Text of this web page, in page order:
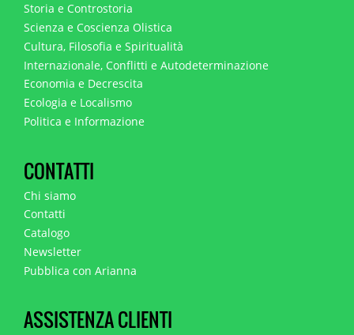
Storia e Controstoria
Scienza e Coscienza Olistica
Cultura, Filosofia e Spiritualità
Internazionale, Conflitti e Autodeterminazione
Economia e Decrescita
Ecologia e Localismo
Politica e Informazione
CONTATTI
Chi siamo
Contatti
Catalogo
Newsletter
Pubblica con Arianna
ASSISTENZA CLIENTI